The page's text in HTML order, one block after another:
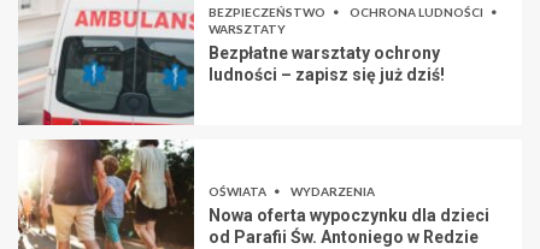
BEZPIECZEŃSTWO
OCHRONA LUDNOŚCI
WARSZTATY
Bezpłatne warsztaty ochrony
ludności – zapisz się już dziś!
OŚWIATA WYDARZENIA
Nowa oferta wypoczynku dla dzieci
od Parafii Św. Antoniego w Redzie